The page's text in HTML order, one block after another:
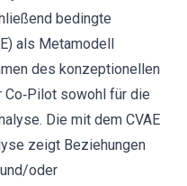
bedingte
als Metamodell
des konzeptionellen
sowohl für die
Die mit dem CVAE
zeigt Beziehungen
oder